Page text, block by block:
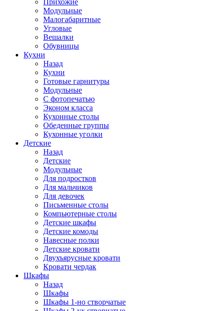
Прихожие
Модульные
Малогабаритные
Угловые
Вешалки
Обувницы
Кухни
Назад
Кухни
Готовые гарнитуры
Модульные
С фотопечатью
Эконом класса
Кухонные столы
Обеденные группы
Кухонные уголки
Детские
Назад
Детские
Модульные
Для подростков
Для мальчиков
Для девочек
Письменные столы
Компьютерные столы
Детские шкафы
Детские комоды
Навесные полки
Детские кровати
Двухъярусные кровати
Кровати чердак
Шкафы
Назад
Шкафы
Шкафы 1-но створчатые